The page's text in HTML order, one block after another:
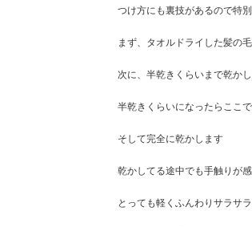
つけ方にも裏技があるので特
まず、タオルドライした髪の
次に、半乾きくらいまで乾か
半乾きくらいになったらここ
そして完全に乾かします
乾かしてる途中でも手触りが
とっても軽くふんわりサラサ